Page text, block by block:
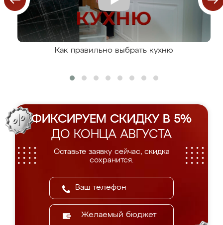
Как правильно выбрать кухню
ФИКСИРУЕМ СКИДКУ В 5%
ДО КОНЦА АВГУСТА
Оставьте заявку сейчас, скидка
сохранится.
Желаемый бюджет